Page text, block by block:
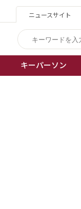
ニュースサイト
キーパーソン